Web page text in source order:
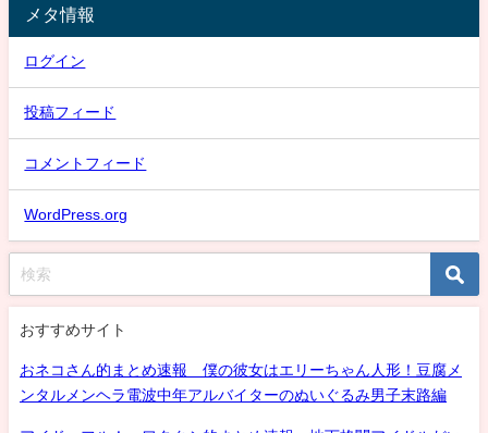
メタ情報
ログイン
投稿フィード
コメントフィード
WordPress.org
おすすめサイト
おネコさん的まとめ速報 僕の彼女はエリーちゃん人形！豆腐メ
ンタルメンヘラ電波中年アルバイターのぬいぐるみ男子末路編